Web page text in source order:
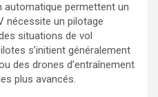
automatique permettent un
nécessite un pilotage
situations de vol
s’initient généralement
des drones d’entraînement
plus avancés.